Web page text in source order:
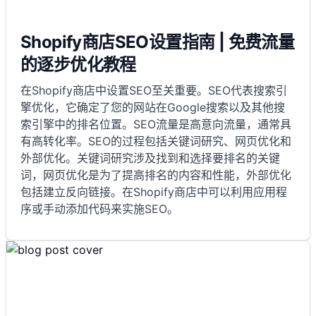
Shopify商店SEO设置指南 | 免费流量
的逐步优化教程
在Shopify商店中设置SEO至关重要。SEO代表搜索引
擎优化，它确定了您的网站在Google搜索以及其他搜
索引擎中的排名位置。SEO流量是高意向流量，通常具
有高转化率。SEO的过程包括关键词研究、网页优化和
外部优化。关键词研究涉及找到和选择要排名的关键
词，网页优化是为了提高排名的内容和性能，外部优化
包括建立反向链接。在Shopify商店中可以利用应用程
序或手动添加代码来实施SEO。